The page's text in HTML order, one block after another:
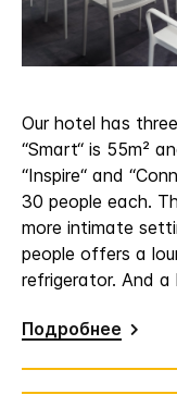
Our hotel has
“Smart“ is 55m²
“Inspire“ and
30 people each.
more intimate
people offers a
refrigerator. And a
Подробнее